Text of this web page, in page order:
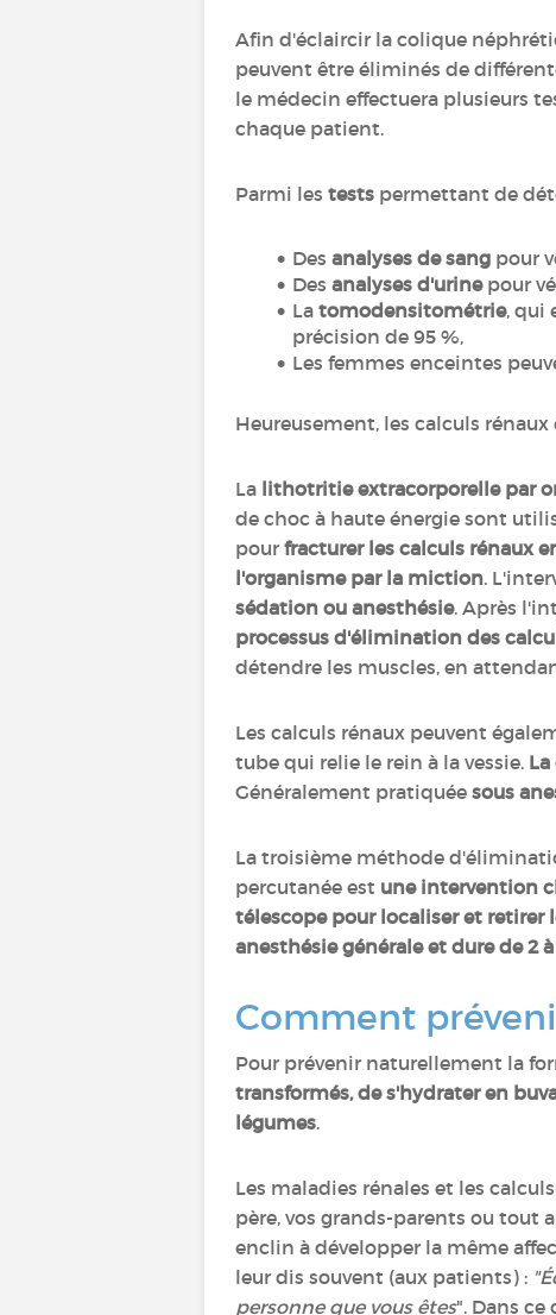
Afin d'éclaircir la colique
peuvent être éliminés de
le médecin effectuera plusieurs
chaque patient.
Parmi les tests permettant de
Des analyses de sangpour
Des analyses d'urinepour
La tomodensitométrie, qui
précision de 95 %,
Les femmes enceintes
Heureusement, les calculs
La lithotritie extracorporelle par
de choc à haute énergie sont
pour fracturer les calculs rénaux
l'organisme par la miction.
sédation ou anesthésie. Après
processus d'élimination des
détendre les muscles, en
Les calculs rénaux peuvent
tube qui relie le rein à la vessie.
Généralement pratiquée sous
La troisième méthode
percutanée est une intervention
télescope pour localiser et retirer
anesthésie générale et dure de 2
Comment
Pour prévenir naturellement la
transformés, de s'hydrater en
légumes.
Les maladies rénales et les
père, vos grands-parents ou tout
enclin à développer la même
leur dis souvent (aux patients) :
personne que vous êtes". Dans ce